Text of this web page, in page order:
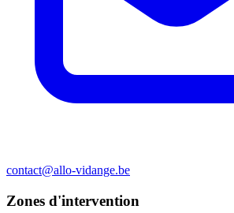
contact@allo-vidange.be
Zones d'intervention